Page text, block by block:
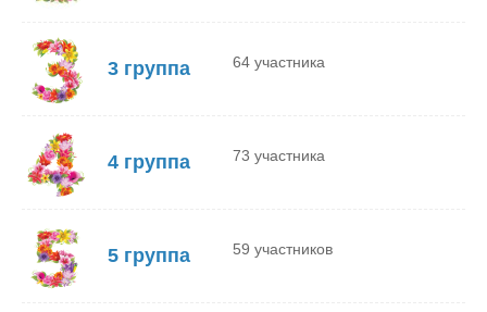
3 группа 64 участника
4 группа 73 участника
5 группа 59 участников